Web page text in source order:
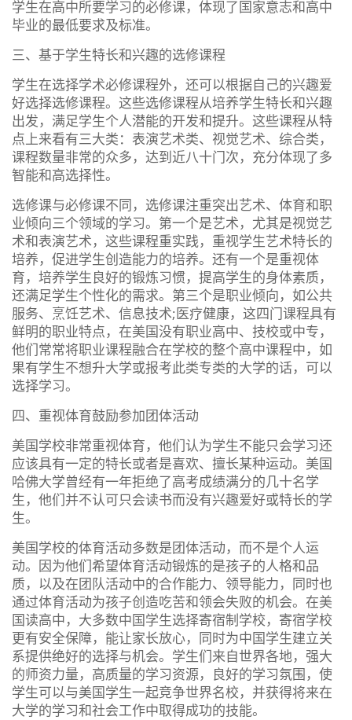
学生在高中所要学习的必修课，体现了国家意志和高中
毕业的最低要求及标准。
三、基于学生特长和兴趣的选修课程
学生在选择学术必修课程外，还可以根据自己的兴趣爱
好选择选修课程。这些选修课程从培养学生特长和兴趣
出发，满足学生个人潜能的开发和提升。这些课程从特
点上来看有三大类：表演艺术类、视觉艺术、综合类，
课程数量非常的众多，达到近八十门次，充分体现了多
智能和高选择性。
选修课与必修课不同，选修课注重突出艺术、体育和职
业倾向三个领域的学习。第一个是艺术，尤其是视觉艺
术和表演艺术，这些课程重实践，重视学生艺术特长的
培养，促进学生创造能力的培养。还有一个是重视体
育，培养学生良好的锻炼习惯，提高学生的身体素质，
还满足学生个性化的需求。第三个是职业倾向，如公共
服务、烹饪艺术、信息技术;医疗健康，这四门课程具有
鲜明的职业特点，在美国没有职业高中、技校或中专，
他们常常将职业课程融合在学校的整个高中课程中，如
果有学生不想升大学或报考此类专类的大学的话，可以
选择学习。
四、重视体育鼓励参加团体活动
美国学校非常重视体育，他们认为学生不能只会学习还
应该具有一定的特长或者是喜欢、擅长某种运动。美国
哈佛大学曾经有一年拒绝了高考成绩满分的几十名学
生，他们并不认可只会读书而没有兴趣爱好或特长的学
生。
美国学校的体育活动多数是团体活动，而不是个人运
动。因为他们希望体育活动锻炼的是孩子的人格和品
质，以及在团队活动中的合作能力、领导能力，同时也
通过体育活动为孩子创造吃苦和领会失败的机会。在美
国读高中，大多数中国学生选择寄宿制学校，寄宿学校
更有安全保障，能让家长放心，同时为中国学生建立关
系提供绝好的选择与机会。学生们来自世界各地，强大
的师资力量，高质量的学习资源，良好的学习氛围，使
学生可以与美国学生一起竞争世界名校，并获得将来在
大学的学习和社会工作中取得成功的技能。